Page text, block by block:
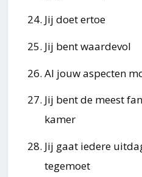
Jij doet ertoe
Jij bent waardevol
Al jouw aspecten
Jij bent de meest
kamer
Jij gaat iedere
tegemoet